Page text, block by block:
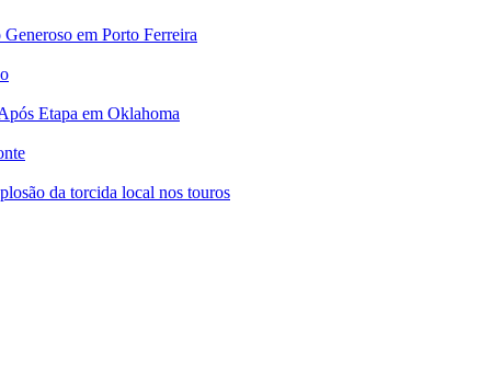
em Porto Ferreira
Etapa em Oklahoma
da torcida local nos touros